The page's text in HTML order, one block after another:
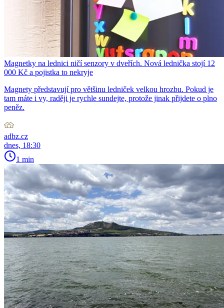
Magnetky na lednici ničí senzory v dveřích. Nová lednička stojí 12
000 Kč a pojistka to nekryje
Magnety představují pro většinu ledniček velkou hrozbu. Pokud je
tam máte i vy, raději je rychle sundejte, protože jinak přijdete o plno
peněz.
adbz.cz
dnes, 18:30
1 min